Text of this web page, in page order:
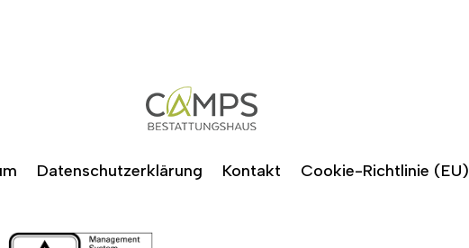
Datenschutzerklärung Kontakt Cookie-Richtlinie (EU)